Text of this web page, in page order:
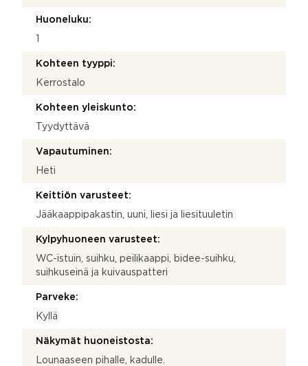
Huoneluku:
Kohteen tyyppi:
Kerrostalo
Kohteen yleiskunto:
Tyydyttävä
Vapautuminen:
Heti
Keittiön varusteet:
Jääkaappipakastin, uuni, liesi ja liesituuletin
Kylpyhuoneen varusteet:
WC-istuin, suihku, peilikaappi, bidee-suihku,
suihkuseinä ja kuivauspatteri
Parveke:
Kyllä
Näkymät huoneistosta:
Lounaaseen pihalle, kadulle.